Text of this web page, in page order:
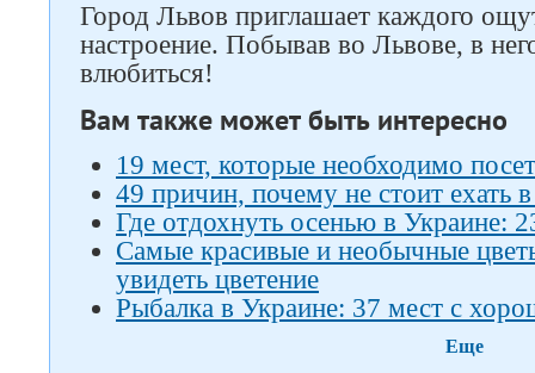
Город Львов приглашает каждого
настроение. Побывав во Львове, в
влюбиться!
Вам также может быть интересно
19 мест, которые необходимо
49 причин, почему не стоит ехать
Где отдохнуть осенью в Украине:
Самые красивые и необычные
увидеть цветение
Рыбалка в Украине: 37 мест с
Еще